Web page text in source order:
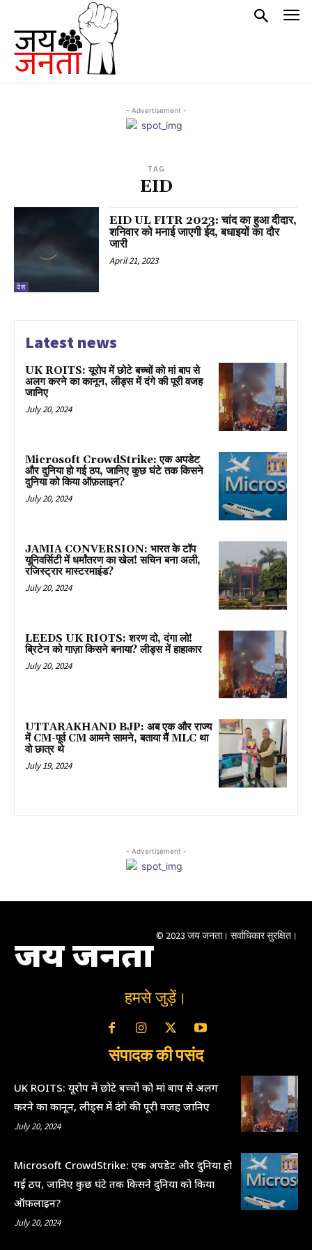
- Advertisement -
TAG
EID
देश
EID UL FITR 2023: चांद का हुआ दीदार,
शनिवार को मनाई जाएगी ईद, बधाइयों का दौर
जारी
April 21, 2023
Latest news
UK ROITS: यूरोप में छोटे बच्चों को मां बाप से
अलग करने का कानून, लीड्स में दंगे की पूरी वजह
जानिए
July 20, 2024
Microsoft CrowdStrike: एक अपडेट
और दुनिया हो गई ठप, जानिए कुछ घंटे तक किसने
दुनिया को किया ऑफ़लाइन?
July 20, 2024
JAMIA CONVERSION: भारत के टॉप
यूनिवर्सिटी में धर्मांतरण का खेल! सचिन बना अली,
रजिस्ट्रार मास्टरमाइंड?
July 20, 2024
LEEDS UK RIOTS: शरण दो, दंगा लो!
ब्रिटेन को गाज़ा किसने बनाया? लीड्स में हाहाकार
July 20, 2024
UTTARAKHAND BJP: अब एक और राज्य
में CM-पूर्व CM आमने सामने, बताया मैं MLC था
वो छात्र थे
July 19, 2024
- Advertisement -
जय जनता © 2023 जय जनता। सर्वाधिकार सुरक्षित।
हमसे जुड़ें।
संपादक की पसंद
UK ROITS: यूरोप में छोटे बच्चों को मां बाप से अलग
करने का कानून, लीड्स में दंगे की पूरी वजह जानिए
July 20, 2024
Microsoft CrowdStrike: एक अपडेट और दुनिया हो
गई ठप, जानिए कुछ घंटे तक किसने दुनिया को किया
ऑफ़लाइन?
July 20, 2024